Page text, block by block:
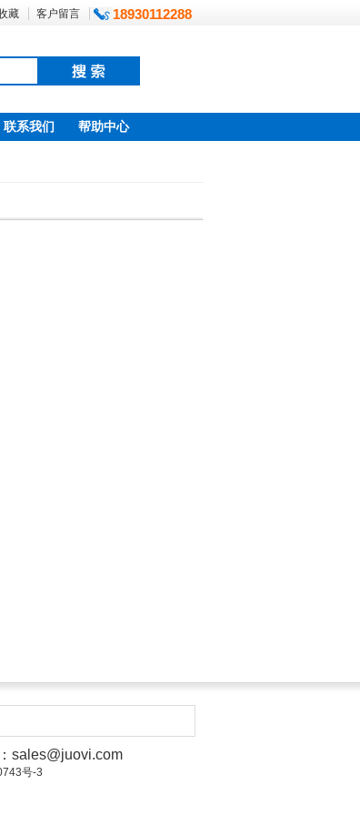
18930112288
藏 客户留言
联系我们 帮助中心
sales@juovi.com
号-3